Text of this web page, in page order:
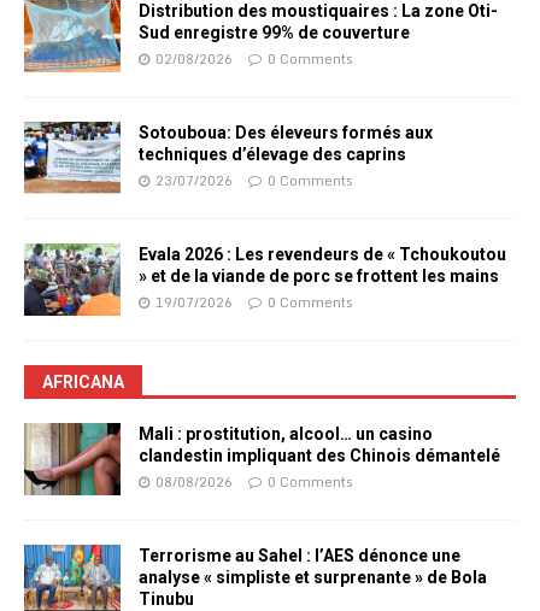
Distribution des moustiquaires : La zone Oti-
Sud enregistre 99% de couverture
02/08/2026 0 Comments
Sotouboua: Des éleveurs formés aux
techniques d’élevage des caprins
23/07/2026 0 Comments
Evala 2026 : Les revendeurs de « Tchoukoutou
» et de la viande de porc se frottent les mains
19/07/2026 0 Comments
AFRICANA
Mali : prostitution, alcool… un casino
clandestin impliquant des Chinois démantelé
08/08/2026 0 Comments
Terrorisme au Sahel : l’AES dénonce une
analyse « simpliste et surprenante » de Bola
Tinubu